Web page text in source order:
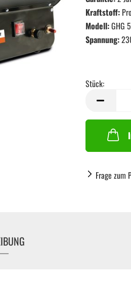
Kraftstoff:
Modell:GHG
Spannung:
Stück:
Stück
Frage zum